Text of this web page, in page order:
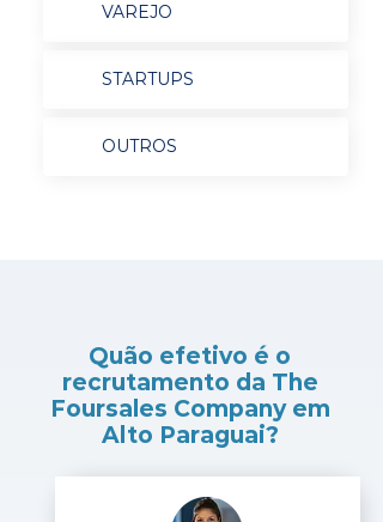
VAREJO
STARTUPS
OUTROS
Quão efetivo é o
recrutamento da The
Foursales Company em
Alto Paraguai?